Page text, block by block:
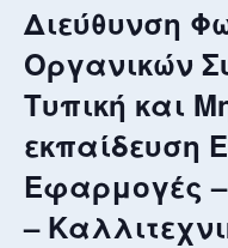
Διεύθυνση
Οργανικών
Τυπική και
εκπαίδευση
Εφαρμογές –
–